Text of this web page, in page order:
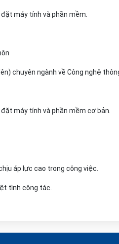
máy tính và phần mềm.
chuyên ngành về Công nghệ
đặt máy tính và phần mềm cơ bản.
áp lực cao trong công việc.
tình công tác.